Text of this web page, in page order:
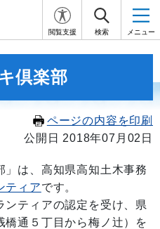
閲覧支援 検索 メニュー
倶楽部
ページの内容を印刷
公開日 2018年07月02日
は、高知県高知土木事務
ティアです。
ティアの認定を受け、県
通５丁目から梅ノ辻）を